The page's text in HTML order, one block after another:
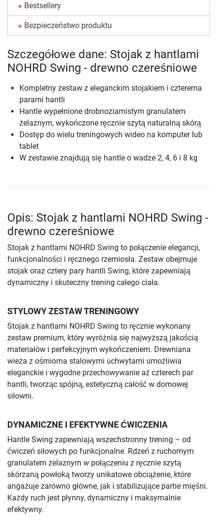
Bestsellery
Bezpieczeństwo produktu
Szczegółowe dane: Stojak z hantlami
NOHRD Swing - drewno czereśniowe
Kompletny zestaw z eleganckim stojakiem i czterema
parami hantli
Hantle wypełnione drobnoziarnistym granulatem
żelaznym, wykończone ręcznie szytą naturalną skórą
Dostęp do wielu treningowych wideo na komputer lub
tablet
W zestawie znajdują się hantle o wadze 2, 4, 6 i 8 kg
Opis: Stojak z hantlami NOHRD Swing -
drewno czereśniowe
Stojak z hantlami NOHRD Swing to połączenie elegancji,
funkcjonalności i ręcznego rzemiosła. Zestaw obejmuje
stojak oraz cztery pary hantli Swing, które zapewniają
dynamiczny i skuteczny trening całego ciała.
STYLOWY ZESTAW TRENINGOWY
Stojak z hantlami NOHRD Swing to ręcznie wykonany
zestaw premium, który wyróżnia się najwyższą jakością
materiałów i perfekcyjnym wykończeniem. Drewniana
wieża z ośmioma stalowymi uchwytami umożliwia
eleganckie i wygodne przechowywanie aż czterech par
hantli, tworząc spójną, estetyczną całość w domowej
siłowni.
DYNAMICZNE I EFEKTYWNE ĆWICZENIA
Hantle Swing zapewniają wszechstronny trening – od
ćwiczeń siłowych po funkcjonalne. Rdzeń z ruchomym
granulatem żelaznym w połączeniu z ręcznie szytą
skórzaną powłoką tworzy unikatowe obciążenie, które
angażuje zarówno główne, jak i stabilizujące partie mięśni.
Każdy ruch jest płynny, dynamiczny i maksymalnie
efektywny.